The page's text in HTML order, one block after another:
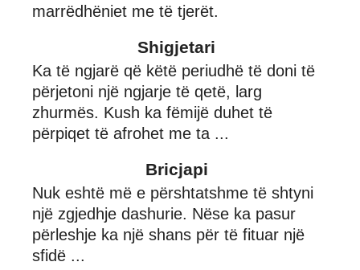
marrëdhëniet me të tjerët.
Shigjetari
Ka të ngjarë që këtë periudhë të doni të
përjetoni një ngjarje të qetë, larg
zhurmës. Kush ka fëmijë duhet të
përpiqet të afrohet me ta ...
Bricjapi
Nuk eshtë më e përshtatshme të shtyni
një zgjedhje dashurie. Nëse ka pasur
përleshje ka një shans për të fituar një
sfidë ...